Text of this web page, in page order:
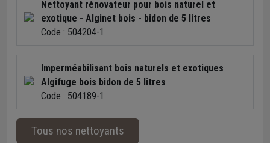
Nettoyant rénovateur pour bois naturel et
exotique - Alginet bois - bidon de 5 litres
Code : 504204-1
Imperméabilisant bois naturels et exotiques
Algifuge bois bidon de 5 litres
Code : 504189-1
Tous nos nettoyants